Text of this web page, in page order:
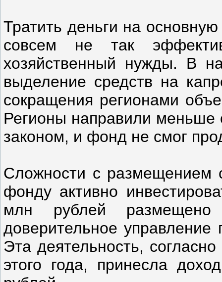
Тратить деньги на
совсем не так
хозяйственный нужды. В
выделение средств на
сокращения регионами
Регионы направили меньше
законом, и фонд не смог
Сложности с размещением
фонду активно
млн рублей
доверительное
Эта деятельность,
этого года, принесла